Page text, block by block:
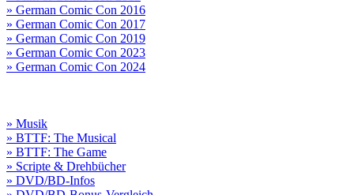
» German Comic Con 2016
» German Comic Con 2017
» German Comic Con 2019
» German Comic Con 2023
» German Comic Con 2024
» Musik
» BTTF: The Musical
» BTTF: The Game
» Scripte & Drehbücher
» DVD/BD-Infos